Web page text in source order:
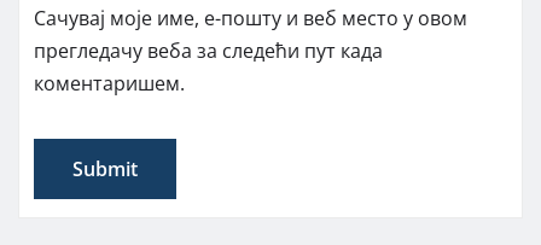
Сачувај моје име, е-пошту и веб место у овом
прегледачу веба за следећи пут када
коментаришем.